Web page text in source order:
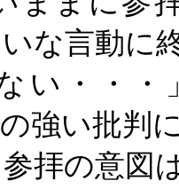
いな言動
い・・
の強い批
拝の意図